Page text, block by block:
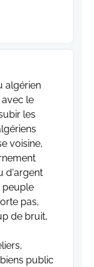
algérien
le
les
voisine,
d'argent
peuple
pas,
de bruit,
public